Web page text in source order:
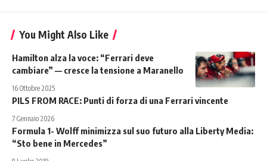
You Might Also Like
Hamilton alza la voce: “Ferrari deve
cambiare” — cresce la tensione a Maranello
16 Ottobre 2025
PILS FROM RACE: Punti di forza di una Ferrari vincente
7 Gennaio 2026
Formula 1- Wolff minimizza sul suo futuro alla Liberty Media:
“Sto bene in Mercedes”